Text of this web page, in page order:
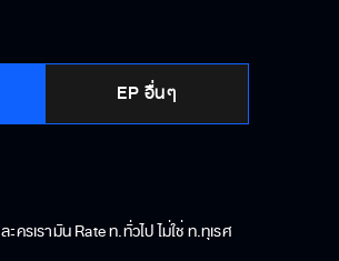
EP อื่นๆ
ละครเรามัน Rate ท.ทั่วไป ไม่ใช่ ท.ทุเรศ